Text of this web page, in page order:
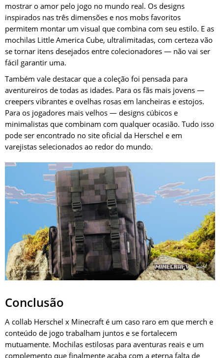
mostrar o amor pelo jogo no mundo real. Os designs
inspirados nas três dimensões e nos mobs favoritos
permitem montar um visual que combina com seu estilo. E as
mochilas Little America Cube, ultralimitadas, com certeza vão
se tornar itens desejados entre colecionadores — não vai ser
fácil garantir uma.
Também vale destacar que a coleção foi pensada para
aventureiros de todas as idades. Para os fãs mais jovens —
creepers vibrantes e ovelhas rosas em lancheiras e estojos.
Para os jogadores mais velhos — designs cúbicos e
minimalistas que combinam com qualquer ocasião. Tudo isso
pode ser encontrado no site oficial da Herschel e em
varejistas selecionados ao redor do mundo.
Conclusão
A collab Herschel x Minecraft é um caso raro em que merch e
conteúdo de jogo trabalham juntos e se fortalecem
mutuamente. Mochilas estilosas para aventuras reais e um
complemento que finalmente acaba com a eterna falta de